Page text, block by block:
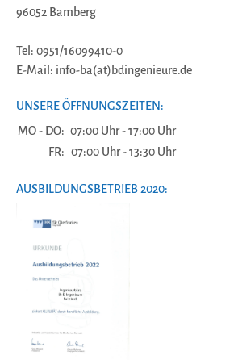
96052 Bamberg
Tel: 0951/16099410-0
E-Mail: info-ba(at)bdingenieure.de
UNSERE ÖFFNUNGSZEITEN:
MO - DO: 07:00 Uhr - 17:00 Uhr
FR: 07:00 Uhr - 13:30 Uhr
AUSBILDUNGSBETRIEB 2020: